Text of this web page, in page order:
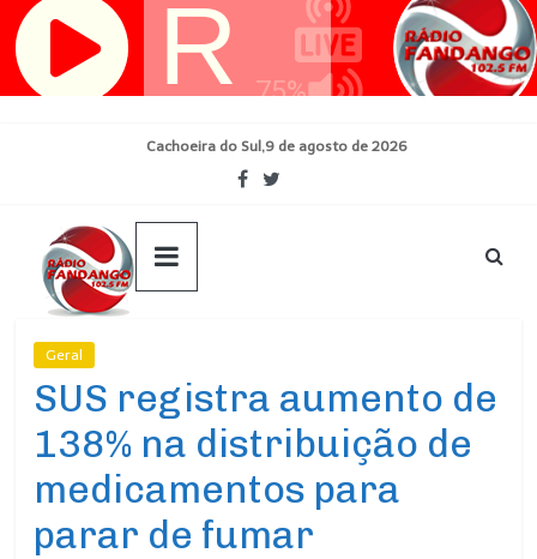
Pular
para
Cachoeira do Sul,9 de agosto de 2026
Geral
SUS registra aumento de
138% na distribuição de
medicamentos para
parar de fumar